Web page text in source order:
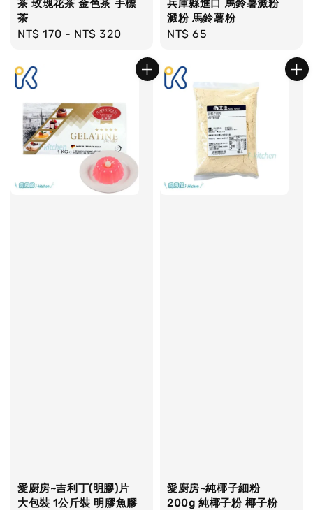
茶 玫瑰花茶 金色茶 手標
茶
Regular
NT$ 170 - NT$ 320
兵庫縣進口 馬鈴薯澱粉
澱粉 馬鈴薯粉
Regular
NT$ 65
愛廚房~吉利丁(明膠)片
大包裝 1公斤裝 明膠魚膠
愛廚房~純椰子細粉
200g 純椰子粉 椰子粉